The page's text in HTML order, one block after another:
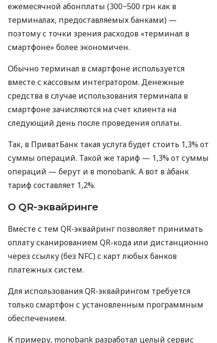
ежемесячной абонплаты (300−500 грн как в
терминалах, предоставляемых банками) —
поэтому с точки зрения расходов «терминал в
смартфоне» более экономичен.
Обычно терминал в смартфоне используется
вместе с кассовым интегратором. Денежные
средства в случае использования терминала в
смартфоне зачисляются на счет клиента на
следующий день после проведения оплаты.
Так, в ПриватБанк такая услуга будет стоить 1,3% от
суммы операций. Такой же тариф — 1,3% от суммы
операций — берут и в monobank. А вот в àбанк
тариф составляет 1,2%.
О QR-эквайринге
Вместе с тем QR-эквайринг позволяет принимать
оплату сканированием QR-кода или дистанционно
через ссылку (без NFC) с карт любых банков
платежных систем.
Для использования QR-эквайрингом требуется
только смартфон с установленным программным
обеспечением.
К примеру, monobank разработал целый сервис